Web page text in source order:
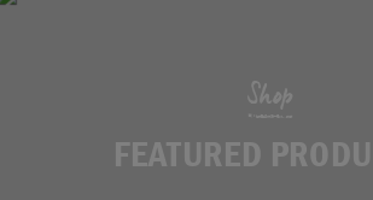
Shop
FEATURED